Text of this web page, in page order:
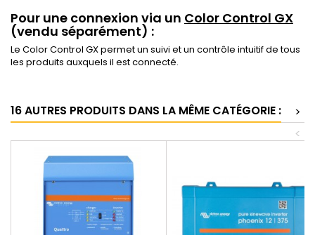
Pour une connexion via un Color Control GX
(vendu séparément) :
Le Color Control GX permet un suivi et un contrôle intuitif de tous
les produits auxquels il est connecté.
16 AUTRES PRODUITS DANS LA MÊME CATÉGORIE :
>
<